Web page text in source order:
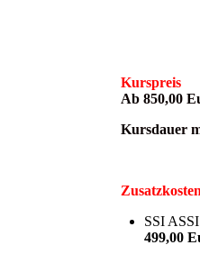
Kurspreis
Ab 850,00
Kursdauer
Zusatzkosten
SSI
499,00